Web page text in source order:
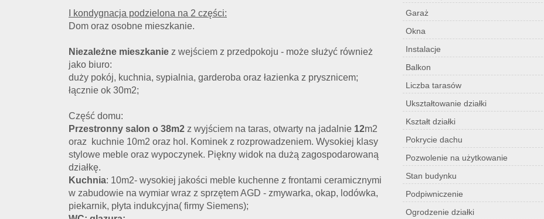
I kondygnacja podzielona na 2 części:
Dom oraz osobne mieszkanie.
Niezależne mieszkanie z wejściem z przedpokoju - może służyć również
jako biuro:
duży pokój, kuchnia, sypialnia, garderoba oraz łazienka z prysznicem;
łącznie ok 30m2;
Część domu:
Przestronny salon o 38m2 z wyjściem na taras, otwarty na jadalnie 12m2
oraz kuchnie 10m2 oraz hol. Kominek z rozprowadzeniem. Wysokiej klasy
stylowe meble oraz wypoczynek. Piękny widok na dużą zagospodarowaną
działkę.
Kuchnia: 10m2- wysokiej jakości meble kuchenne z frontami ceramicznymi
w zabudowie na wymiar wraz z sprzętem AGD - zmywarka, okap, lodówka,
piekarnik, płyta indukcyjna( firmy Siemens);
Garaż
Okna
Instalacje
Balkon
Liczba tarasów
Ukształtowanie działki
Kształt działki
Pokrycie dachu
Pozwolenie na użytkowanie
Stan budynku
Podpiwniczenie
Ogrodzenie działki